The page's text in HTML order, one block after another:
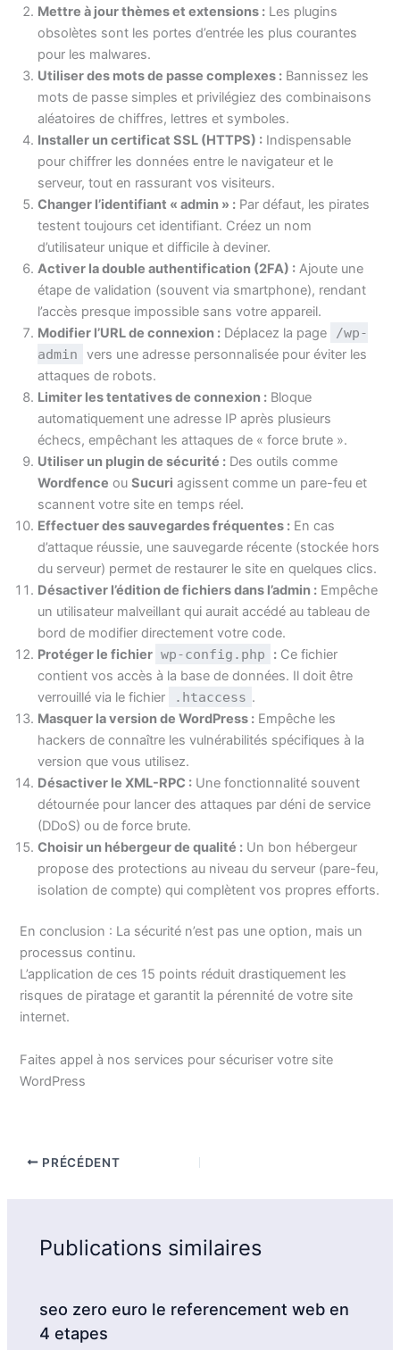
Mettre à jour thèmes et extensions : Les plugins
obsolètes sont les portes d’entrée les plus courantes
pour les malwares.
Utiliser des mots de passe complexes : Bannissez les
mots de passe simples et privilégiez des combinaisons
aléatoires de chiffres, lettres et symboles.
Installer un certificat SSL (HTTPS) : Indispensable
pour chiffrer les données entre le navigateur et le
serveur, tout en rassurant vos visiteurs.
Changer l’identifiant « admin » : Par défaut, les pirates
testent toujours cet identifiant. Créez un nom
d’utilisateur unique et difficile à deviner.
Activer la double authentification (2FA) : Ajoute une
étape de validation (souvent via smartphone), rendant
l’accès presque impossible sans votre appareil.
Modifier l’URL de connexion : Déplacez la page
/wp-
admin
vers une adresse personnalisée pour éviter les
attaques de robots.
Limiter les tentatives de connexion : Bloque
automatiquement une adresse IP après plusieurs
échecs, empêchant les attaques de « force brute ».
Utiliser un plugin de sécurité : Des outils comme
Wordfence ouSucuri agissent comme un pare-feu et
scannent votre site en temps réel.
Effectuer des sauvegardes fréquentes : En cas
d’attaque réussie, une sauvegarde récente (stockée hors
du serveur) permet de restaurer le site en quelques clics.
Désactiver l’édition de fichiers dans l’admin : Empêche
un utilisateur malveillant qui aurait accédé au tableau de
bord de modifier directement votre code.
Protéger le fichier wp-config.php : Ce fichier
contient vos accès à la base de données. Il doit être
verrouillé via le fichier
.htaccess .
Masquer la version de WordPress : Empêche les
hackers de connaître les vulnérabilités spécifiques à la
version que vous utilisez.
Désactiver le XML-RPC : Une fonctionnalité souvent
détournée pour lancer des attaques par déni de service
(DDoS) ou de force brute.
Choisir un hébergeur de qualité : Un bon hébergeur
propose des protections au niveau du serveur (pare-feu,
isolation de compte) qui complètent vos propres efforts.
En conclusion : La sécurité n’est pas une option, mais un
processus continu.
L’application de ces 15 points réduit drastiquement les
risques de piratage et garantit la pérennité de votre site
internet.
Faites appel à nos services pour sécuriser votre site
WordPress
PRÉCÉDENT
Publications similaires
seo zero euro le referencement web en
4 etapes